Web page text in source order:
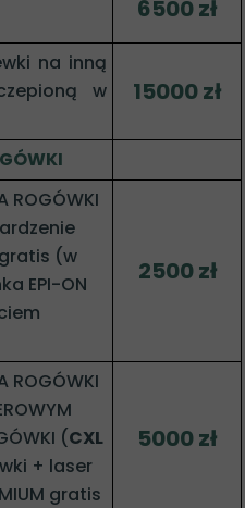
6500 zł
na inną
w
15000 zł
ROGÓWKI
(w
EPI-ON
2500 zł
ROGÓWKI
(CXL
+ laser
gratis
5000 zł